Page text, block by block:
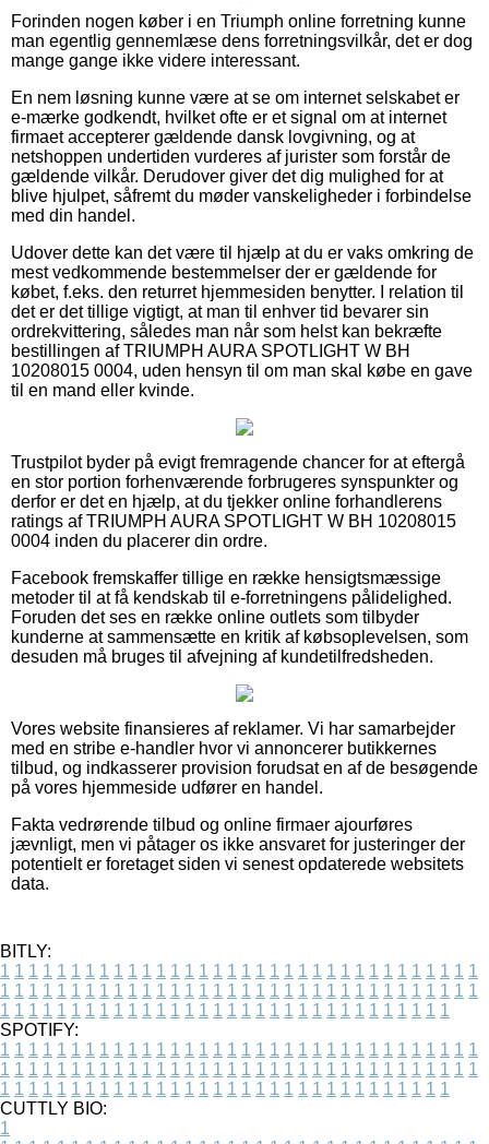
Forinden nogen køber i en Triumph online forretning kunne
man egentlig gennemlæse dens forretningsvilkår, det er dog
mange gange ikke videre interessant.
En nem løsning kunne være at se om internet selskabet er
e-mærke godkendt, hvilket ofte er et signal om at internet
firmaet accepterer gældende dansk lovgivning, og at
netshoppen undertiden vurderes af jurister som forstår de
gældende vilkår. Derudover giver det dig mulighed for at
blive hjulpet, såfremt du møder vanskeligheder i forbindelse
med din handel.
Udover dette kan det være til hjælp at du er vaks omkring de
mest vedkommende bestemmelser der er gældende for
købet, f.eks. den returret hjemmesiden benytter. I relation til
det er det tillige vigtigt, at man til enhver tid bevarer sin
ordrekvittering, således man når som helst kan bekræfte
bestillingen af TRIUMPH AURA SPOTLIGHT W BH
10208015 0004, uden hensyn til om man skal købe en gave
til en mand eller kvinde.
Trustpilot byder på evigt fremragende chancer for at eftergå
en stor portion forhenværende forbrugeres synspunkter og
derfor er det en hjælp, at du tjekker online forhandlerens
ratings af TRIUMPH AURA SPOTLIGHT W BH 10208015
0004 inden du placerer din ordre.
Facebook fremskaffer tillige en række hensigtsmæssige
metoder til at få kendskab til e-forretningens pålidelighed.
Foruden det ses en række online outlets som tilbyder
kunderne at sammensætte en kritik af købsoplevelsen, som
desuden må bruges til afvejning af kundetilfredsheden.
Vores website finansieres af reklamer. Vi har samarbejder
med en stribe e-handler hvor vi annoncerer butikkernes
tilbud, og indkasserer provision forudsat en af de besøgende
på vores hjemmeside udfører en handel.
Fakta vedrørende tilbud og online firmaer ajourføres
jævnligt, men vi påtager os ikke ansvaret for justeringer der
potentielt er foretaget siden vi senest opdaterede websitets
data.
BITLY:
1 1 1 1 1 1 1 1 1 1 1 1 1 1 1 1 1 1 1 1 1 1 1 1 1 1 1 1 1 1 1 1 1 1
1 1 1 1 1 1 1 1 1 1 1 1 1 1 1 1 1 1 1 1 1 1 1 1 1 1 1 1 1 1 1 1 1 1
1 1 1 1 1 1 1 1 1 1 1 1 1 1 1 1 1 1 1 1 1 1 1 1 1 1 1 1 1 1 1 1
SPOTIFY:
1 1 1 1 1 1 1 1 1 1 1 1 1 1 1 1 1 1 1 1 1 1 1 1 1 1 1 1 1 1 1 1 1 1
1 1 1 1 1 1 1 1 1 1 1 1 1 1 1 1 1 1 1 1 1 1 1 1 1 1 1 1 1 1 1 1 1 1
1 1 1 1 1 1 1 1 1 1 1 1 1 1 1 1 1 1 1 1 1 1 1 1 1 1 1 1 1 1 1 1
CUTTLY BIO:
1